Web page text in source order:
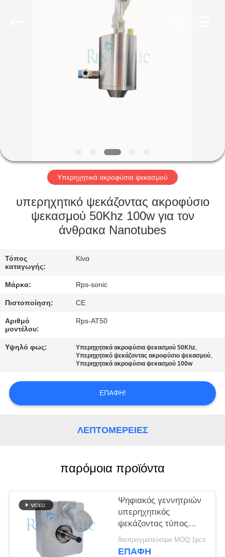
ΓΎΡΟΣ
ΕΡΓΟΣΤΑΣΊΩΝ
ΠΟΙΟΤΙΚΌΣ
ΈΛΕΓΧΟΣ
ΜΑΣ
ΕΛΆΤΕ
ΕΠΑΦΉ
ΜΕ
ΠΕΡΙΠΤΏΣΕΙΣ
ΑΠΟΡΡΉΤΟΥ
Υπερηχητικά ακροφύσια ψεκασμού
υπερηχητικό ψεκάζοντας ακροφύσιο
ψεκασμού 50Khz 100w για τον
άνθρακα Nanotubes
Τόπος
καταγωγής:
Κίνα
Μάρκα: Rps-sonic
Πιστοποίηση: CE
Αριθμό
μοντέλου:
Rps-AT50
Υψηλό φως: Υπερηχητικά ακροφύσια ψεκασμού 50Khz,
Υπερηχητικό ψεκάζοντας ακροφύσιο ψεκασμού,
Υπερηχητικά ακροφύσια ψεκασμού 100w
ΕΠΑΦΉ!
ΛΕΠΤΟΜΈΡΕΙΕΣ
παρόμοια προϊόντα
Ψηφιακός γεννητριών
υπερηχητικός
ψεκάζοντας τύπος
ψεκασμού
ακροφυσίων ευρύς για
διαπραγματεύσιμα MOQ:1pcs
ΕΠΑΦΉ